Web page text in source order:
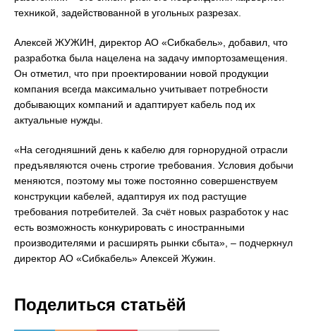
техникой, задействованной в угольных разрезах.
Алексей ЖУЖИН, директор АО «Сибкабель», добавил, что
разработка была нацелена на задачу импортозамещения.
Он отметил, что при проектировании новой продукции
компания всегда максимально учитывает потребности
добывающих компаний и адаптирует кабель под их
актуальные нужды.
«На сегодняшний день к кабелю для горнорудной отрасли
предъявляются очень строгие требования. Условия добычи
меняются, поэтому мы тоже постоянно совершенствуем
конструкции кабелей, адаптируя их под растущие
требования потребителей. За счёт новых разработок у нас
есть возможность конкурировать с иностранными
производителями и расширять рынки сбыта», – подчеркнул
директор АО «Сибкабель» Алексей Жужин.
Поделиться статьёй